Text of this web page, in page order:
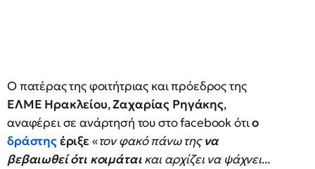
Ο πατέρας της φοιτήτριας και πρόεδρος της
ΕΛΜΕ Ηρακλείου,Ζαχαρίας Ρηγάκης,
αναφέρει σε ανάρτησή του στο facebook ότιο
δράστηςέριξε«τον φακό πάνω τηςνα
βεβαιωθεί ότι κοιμάταικαι αρχίζει να ψάχνει...